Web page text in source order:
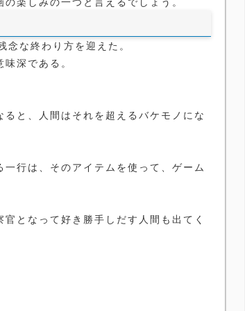
念な終わり方を迎えた。
深である。
と、人間はそれを超えるバケモノにな
行は、そのアイテムを使って、ゲーム
となって好き勝手しだす人間も出てく